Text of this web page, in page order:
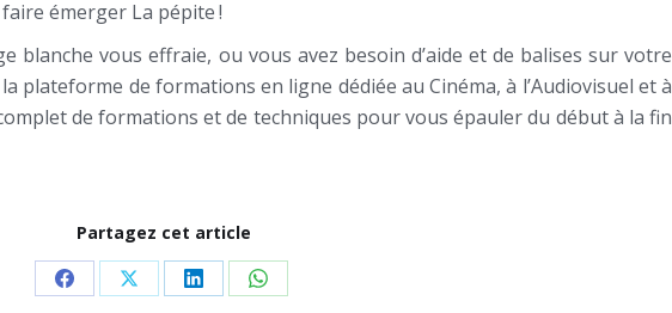
émerger La pépite !
blanche vous effraie, ou vous avez besoin d’aide et de balises sur votre
la plateforme de formations en ligne dédiée au Cinéma, à l’Audiovisuel et à
de formations et de techniques pour vous épauler du début à la fin
Partagez cet article
Share Share Share Share